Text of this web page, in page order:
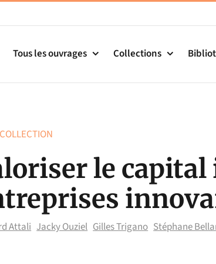
Tous les ouvrages Collections
le
Attali Jacky Ouziel Gilles Trigano Stéphane